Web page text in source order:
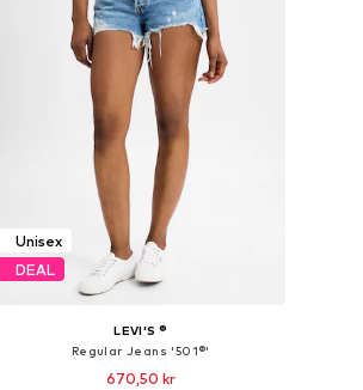
Unisex
DEAL
LEVI'S ®
Regular Jeans '501®'
670,50 kr